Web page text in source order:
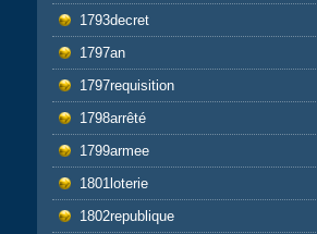
1793decret
1797an
1797requisition
1798arrêté
1799armee
1801loterie
1802republique